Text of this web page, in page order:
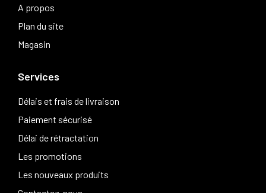
A propos
Plan du site
Magasin
Services
Délais et frais de livraison
Paiement sécurisé
Délai de rétractation
Les promotions
Les nouveaux produits